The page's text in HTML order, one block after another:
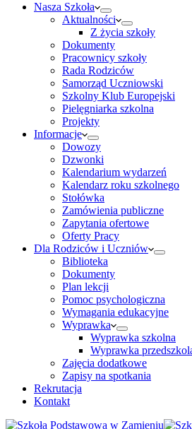
Nasza Szkoła
Aktualności
Z życia szkoły
Dokumenty
Pracownicy szkoły
Rada Rodziców
Samorząd Uczniowski
Szkolny Klub Europejski
Pielęgniarka szkolna
Projekty
Informacje
Dowozy
Dzwonki
Kalendarium wydarzeń
Kalendarz roku szkolnego
Stołówka
Zamówienia publiczne
Zapytania ofertowe
Oferty Pracy
Dla Rodziców i Uczniów
Biblioteka
Dokumenty
Plan lekcji
Pomoc psychologiczna
Wymagania edukacyjne
Wyprawka
Wyprawka szkolna
Wyprawka
Zajęcia dodatkowe
Zapisy na spotkania
Rekrutacja
Kontakt